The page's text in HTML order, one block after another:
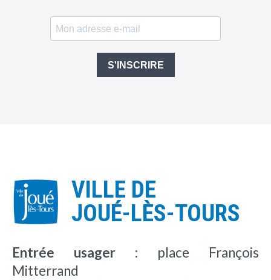
S'INSCRIRE
VILLE DE
JOUÉ-LÈS-TOURS
Entrée usager : place François
Mitterrand